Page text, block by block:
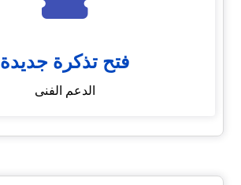
فتح تذكرة جديدة
الدعم الفنى